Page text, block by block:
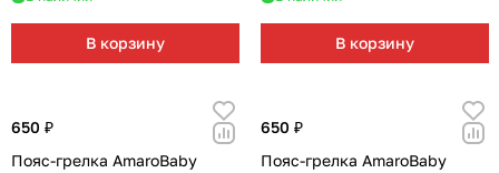
В корзину В корзину
650 ₽
Пояс-грелка AmaroBaby
650 ₽
Пояс-грелка AmaroBaby